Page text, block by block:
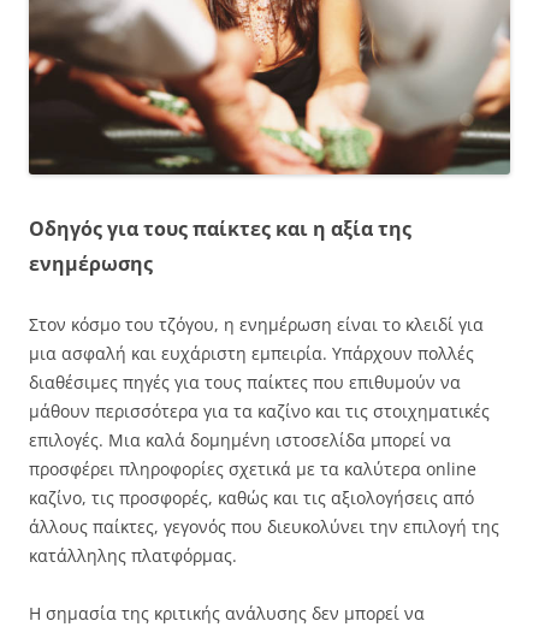
Οδηγός για τους παίκτες και η αξία της
ενημέρωσης
Στον κόσμο του τζόγου, η ενημέρωση είναι το κλειδί για
μια ασφαλή και ευχάριστη εμπειρία. Υπάρχουν πολλές
διαθέσιμες πηγές για τους παίκτες που επιθυμούν να
μάθουν περισσότερα για τα καζίνο και τις στοιχηματικές
επιλογές. Μια καλά δομημένη ιστοσελίδα μπορεί να
προσφέρει πληροφορίες σχετικά με τα καλύτερα online
καζίνο, τις προσφορές, καθώς και τις αξιολογήσεις από
άλλους παίκτες, γεγονός που διευκολύνει την επιλογή της
κατάλληλης πλατφόρμας.
Η σημασία της κριτικής ανάλυσης δεν μπορεί να